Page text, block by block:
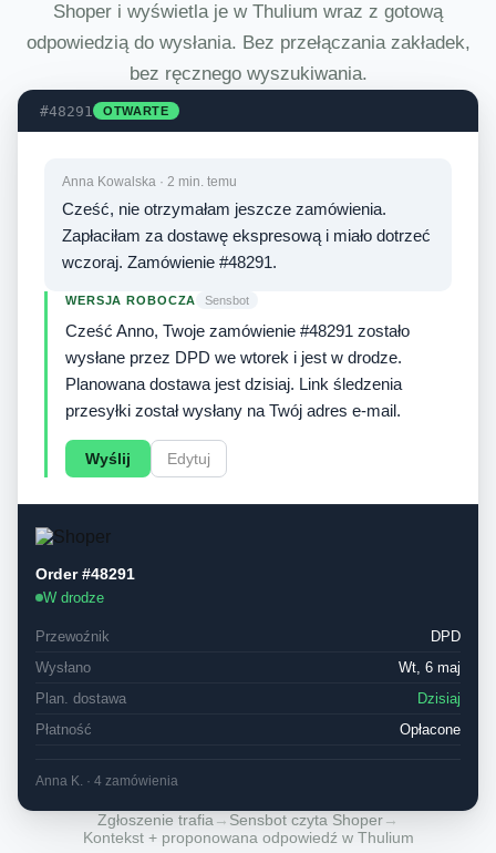
Shoper i wyświetla je w Thulium wraz z gotową
odpowiedzią do wysłania. Bez przełączania zakładek,
bez ręcznego wyszukiwania.
#48291 OTWARTE
Anna Kowalska · 2 min. temu
Cześć, nie otrzymałam jeszcze zamówienia.
Zapłaciłam za dostawę ekspresową i miało dotrzeć
wczoraj. Zamówienie #48291.
WERSJA ROBOCZA Sensbot
Cześć Anno, Twoje zamówienie #48291 zostało
wysłane przez DPD we wtorek i jest w drodze.
Planowana dostawa jest dzisiaj. Link śledzenia
przesyłki został wysłany na Twój adres e-mail.
Wyślij Edytuj
Order #48291
W drodze
Przewoźnik
DPD
Wysłano
Wt, 6 maj
Plan. dostawa
Dzisiaj
Płatność
Opłacone
Anna K. · 4 zamówienia
Zgłoszenie trafia → Sensbot czyta Shoper→
Kontekst + proponowana odpowiedź w Thulium